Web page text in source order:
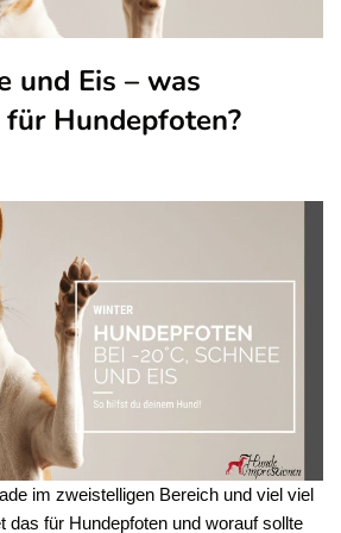
und Eis – was
Hundepfoten?
im zweistelligen Bereich und viel viel
das für Hundepfoten und worauf sollte